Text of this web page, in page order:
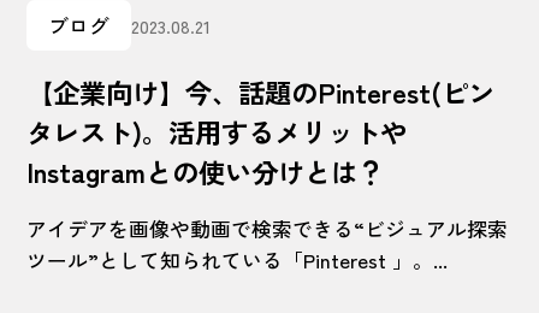
ブログ 2023.08.21
【企業向け】今、話題のPinterest(ピン
タレスト)。活用するメリットや
Instagramとの使い分けとは？
アイデアを画像や動画で検索できる“ビジュアル探索
ツール”として知られている「Pinterest 」。...